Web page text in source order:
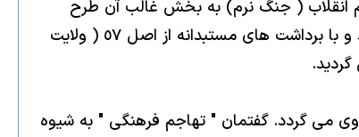
انقلاب ( جنگ نرم) به بخش غالب آن طرح
درآمد و بقيه بخش ها را تحت الاشعاء قرار داد. در اين طرح اصل ١١٠ قانون اساسى، كف اختيارات ولى مطلقه به شمار مى آمد و با برداشت هاى مستبدانه از اصل ٥٧ ( ولايت
مى گردد. گفتمان " تهاجم فرهنگى " به شيوه